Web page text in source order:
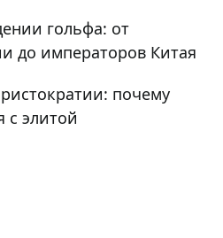
гольфа: от
до императоров Китая
почему
с элитой